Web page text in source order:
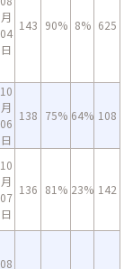
月
04
日
143 90% 8% 625
10
月
06
日
138 75% 64% 108
10
月
07
日
136 81% 23% 142
08